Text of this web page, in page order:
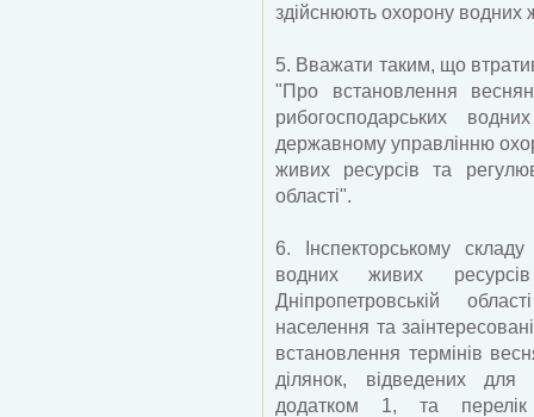
здійснюють охорону водних
5. Вважати таким, що
"Про встановлення
рибогосподарських
державному управлінню
живих ресурсів та
області".
6. Інспекторському
водних живих
Дніпропетровській
населення та
встановлення термінів
ділянок, відведених для
додатком 1, та